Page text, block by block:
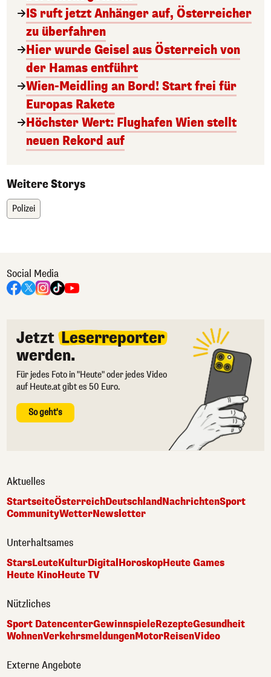
IS ruft jetzt Anhänger auf, Österreicher
zu überfahren
Hier wurde Geisel aus Österreich von
der Hamas entführt
Wien-Meidling an Bord! Start frei für
Europas Rakete
Höchster Wert: Flughafen Wien stellt
neuen Rekord auf
Weitere Storys
Polizei
Social Media
Jetzt Leserreporter
werden.
Für jedes Foto in "Heute" oder jedes Video
auf Heute.at gibt es 50 Euro.
So geht's
Aktuelles
StartseiteÖsterreichDeutschlandNachrichtenSport
CommunityWetterNewsletter
Unterhaltsames
StarsLeuteKulturDigital HoroskopHeute Games
Heute KinoHeute TV
Nützliches
Sport DatencenterGewinnspieleRezepteGesundheit
WohnenVerkehrsmeldungenMotorReisenVideo
Externe Angebote